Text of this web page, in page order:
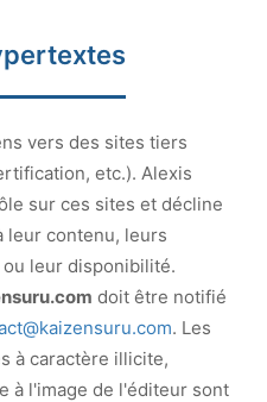
vers des sites tiers
etc.). Alexis
sur ces sites et décline
leur contenu, leurs
leur disponibilité.
doit être notifié
. Les
à caractère illicite,
à l'image de l'éditeur sont